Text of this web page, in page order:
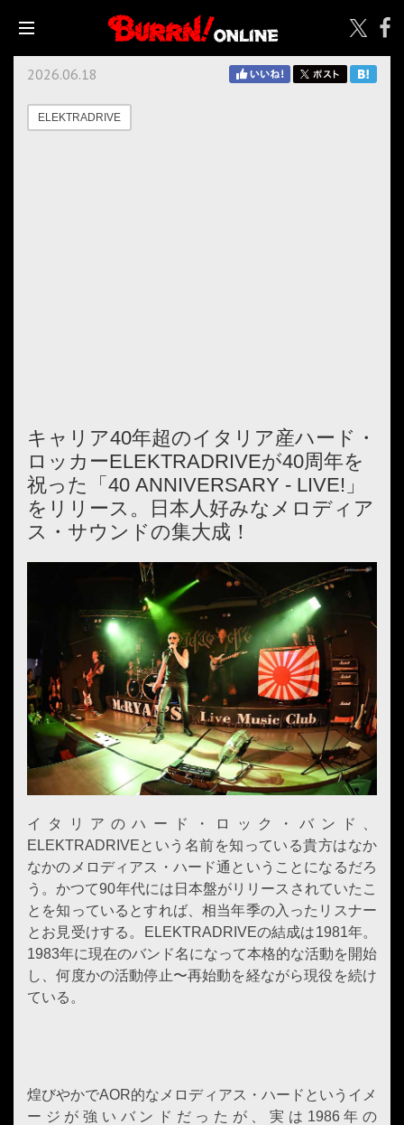
2026.06.18
ELEKTRADRIVE
キャリア40年超のイタリア産ハード・
ロッカーELEKTRADRIVEが40周年を
祝った「40 ANNIVERSARY - LIVE!」
をリリース。日本人好みなメロディア
ス・サウンドの集大成！
イタリアのハード・ロック・バンド、
ELEKTRADRIVEという名前を知っている貴方はなか
なかのメロディアス・ハード通ということになるだろ
う。かつて90年代には日本盤がリリースされていたこ
とを知っているとすれば、相当年季の入ったリスナー
とお見受けする。ELEKTRADRIVEの結成は1981年。
1983年に現在のバンド名になって本格的な活動を開始
し、何度かの活動停止〜再始動を経ながら現役を続け
ている。
煌びやかでAOR的なメロディアス・ハードというイメ
ージが強いバンドだったが、実は1986年の